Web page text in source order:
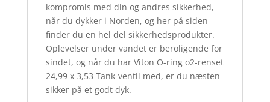
kompromis med din og andres sikkerhed,
når du dykker i Norden, og her på siden
finder du en hel del sikkerhedsprodukter.
Oplevelser under vandet er beroligende for
sindet, og når du har Viton O-ring o2-renset
24,99 x 3,53 Tank-ventil med, er du næsten
sikker på et godt dyk.